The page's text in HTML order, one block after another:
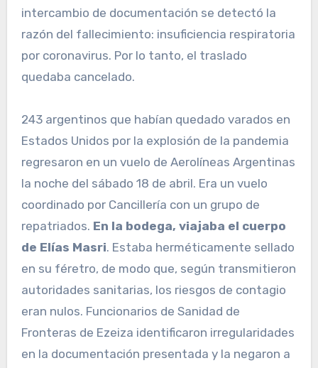
intercambio de documentación se detectó la
razón del fallecimiento: insuficiencia respiratoria
por coronavirus. Por lo tanto, el traslado
quedaba cancelado.
243 argentinos que habían quedado varados en
Estados Unidos por la explosión de la pandemia
regresaron en un vuelo de Aerolíneas Argentinas
la noche del sábado 18 de abril. Era un vuelo
coordinado por Cancillería con un grupo de
repatriados. En la bodega, viajaba el cuerpo
de Elías Masri. Estaba herméticamente sellado
en su féretro, de modo que, según transmitieron
autoridades sanitarias, los riesgos de contagio
eran nulos. Funcionarios de Sanidad de
Fronteras de Ezeiza identificaron irregularidades
en la documentación presentada y la negaron a